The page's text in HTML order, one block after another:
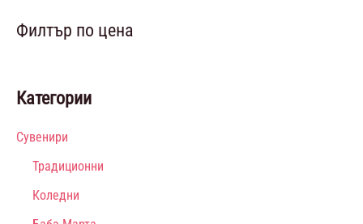
Филтър по цена
Категории
Сувенири
Традиционни
Коледни